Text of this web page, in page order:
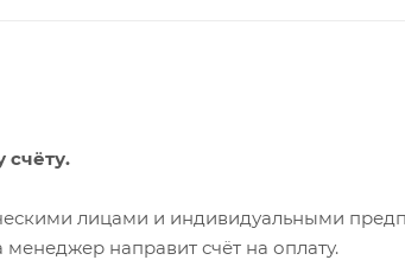
счёту.
лицами и индивидуальными
направит счёт на оплату.